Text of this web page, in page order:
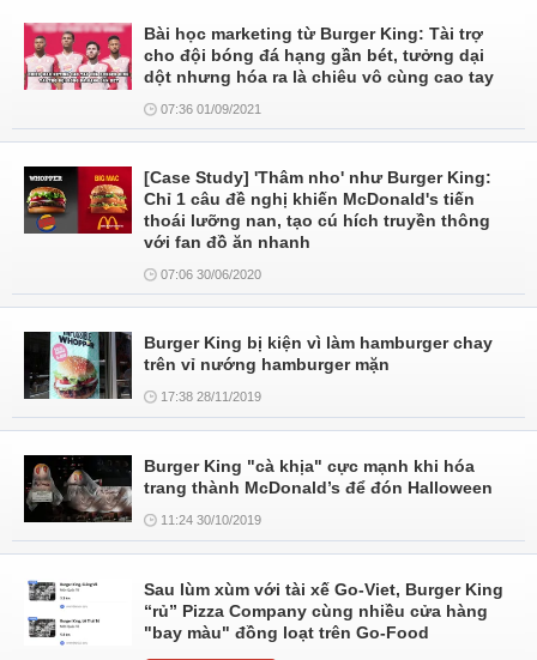
Bài học marketing từ Burger King: Tài trợ
cho đội bóng đá hạng gần bét, tưởng dại
dột nhưng hóa ra là chiêu vô cùng cao tay
07:36 01/09/2021
[Case Study] 'Thâm nho' như Burger King:
Chỉ 1 câu đề nghị khiến McDonald's tiến
thoái lưỡng nan, tạo cú hích truyền thông
với fan đồ ăn nhanh
07:06 30/06/2020
Burger King bị kiện vì làm hamburger chay
trên vỉ nướng hamburger mặn
17:38 28/11/2019
Burger King "cà khịa" cực mạnh khi hóa
trang thành McDonald’s để đón Halloween
11:24 30/10/2019
Sau lùm xùm với tài xế Go-Viet, Burger King
“rủ” Pizza Company cùng nhiều cửa hàng
"bay màu" đồng loạt trên Go-Food